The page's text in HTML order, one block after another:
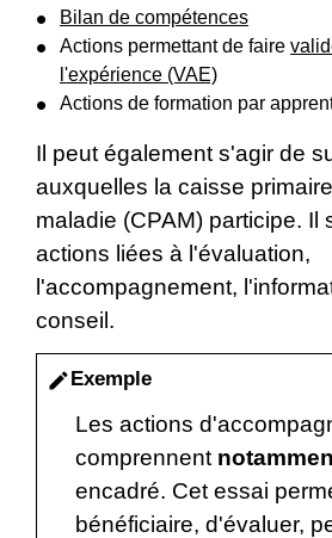
Bilan de compétences
Actions permettant de faire
l'expérience (VAE)
Actions de formation par
Il peut également s'agir de
auxquelles la caisse
maladie (CPAM) participe. Il
actions liées à l'évaluation,
l'accompagnement,
conseil.
edit Exemple
Les actions
comprennent
encadré. Cet essai
bénéficiaire, d'évaluer,